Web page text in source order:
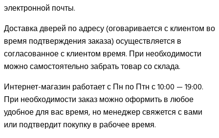
электронной почты.
Доставка дверей по адресу (оговаривается с клиентом во
время подтверждения заказа) осуществляется в
согласованное с клиентом время. При необходимости
можно самостоятельно забрать товар со склада.
Интернет-магазин работает с Пн по Птн с 10:00 — 19:00.
При необходимости заказ можно оформить в любое
удобное для вас время, но менеджер свяжется с вами
или подтвердит покупку в рабочее время.